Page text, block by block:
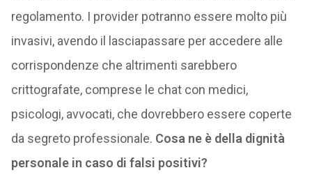
regolamento. I provider potranno essere molto più
invasivi, avendo il lasciapassare per accedere alle
corrispondenze che altrimenti sarebbero
crittografate, comprese le chat con medici,
psicologi, avvocati, che dovrebbero essere coperte
da segreto professionale. Cosa ne è della dignità
personale in caso di falsi positivi?